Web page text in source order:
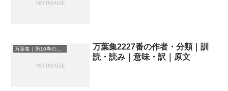
万葉集｜第10巻の和歌一覧
万葉集2227番の作者・分類｜訓
読・読み｜意味・訳｜原文